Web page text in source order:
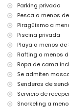
Atracciones y
museo
edificio
kilómetros del
iglesia (Virgen
Jávea, Jávea)
kilómetros del
castillo (Portal
alojamiento)
Deportes
Parking privado
Pesca a menos
Piragüismo a
Piscina privada
Playa a menos de
Rafting a menos
Ropa de cama
Se admiten
Senderos de
Servicio de
Snorkeling a